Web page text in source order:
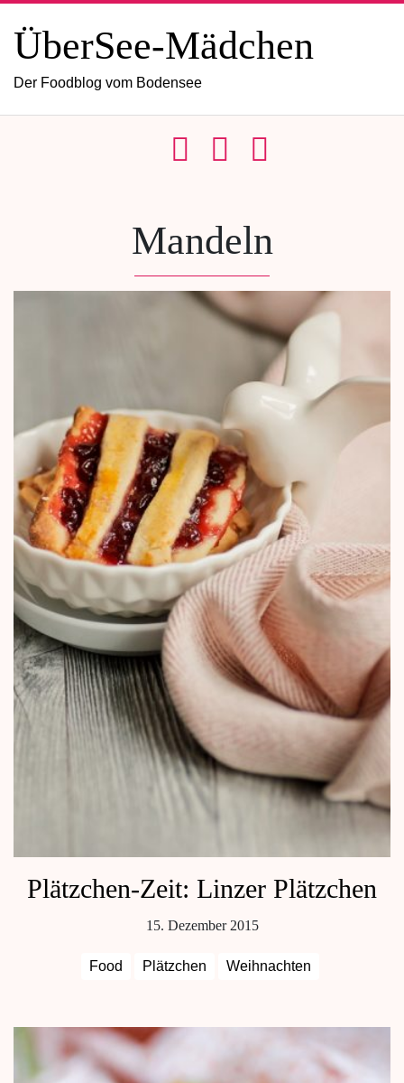
ÜberSee-Mädchen
Der Foodblog vom Bodensee
Mandeln
Plätzchen-Zeit: Linzer Plätzchen
15. Dezember 2015
Food Plätzchen Weihnachten